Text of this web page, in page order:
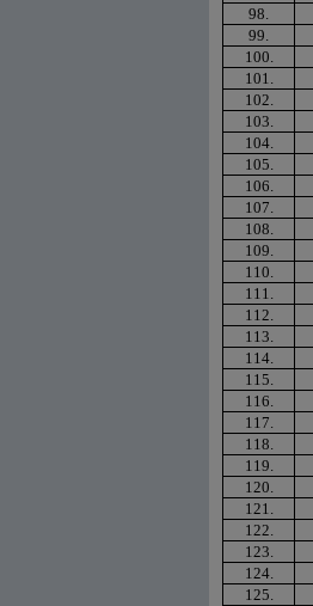
98.
99.
100.
101.
102.
103.
104.
105.
106.
107.
108.
109.
110.
111.
112.
113.
114.
115.
116.
117.
118.
119.
120.
121.
122.
123.
124.
125.